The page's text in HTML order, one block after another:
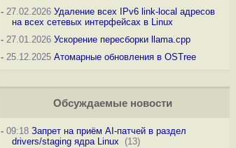
-27.02.2026 Удаление всех IPv6 link-local адресов
на всех сетевых интерфейсах в Linux
-27.01.2026 Ускорение пересборки llama.cpp
-25.12.2025 Атомарные обновления в OSTree
Обсуждаемые новости
-09:18 Запрет на приём AI-патчей в раздел
drivers/staging ядра Linux
(13)